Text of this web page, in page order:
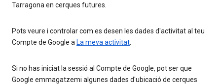
Tarragona en cerques futures.
Pots veure i controlar com es desen les dades d'activitat al teu
Compte de Google a La meva activitat
Si no has iniciat la sessió al Compte de Google, pot ser que
Google emmagatzemi algunes dades d'ubicació de cerques